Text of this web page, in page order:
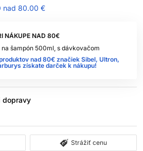
NÁKUPE NAD 80€
šampón 500ml, s dávkovačom
nad 80€ značiek Sibel, Ultron,
získate darček k nákupu!
nad 80.00 €
dopravy
Strážiť cenu